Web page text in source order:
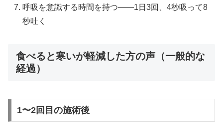
呼吸を意識する時間を持つ——1日3回、4秒吸って8
秒吐く
食べると寒いが軽減した方の声（一般的な
経過）
1〜2回目の施術後